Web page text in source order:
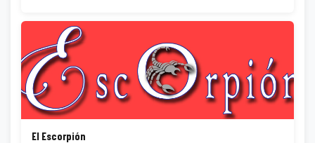
El Escorpión